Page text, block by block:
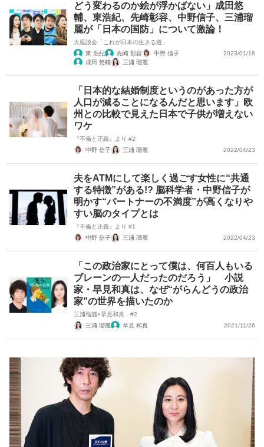
どう変わるのか絵が浮かばない」成田悠
輔、東浩紀、先崎彰容、中野信子、三浦瑠
麗が「日本の国防」について激論！
大座談会「これが日本の生きる道」
東 浩紀
先崎 彰容
中野 信子
成田 悠輔
三浦 瑠麗
2023/01/18
「日本的な結婚制度というのがあった方が
人口が減ることになるんだと思います」欧
州との比較で見えた日本で子供が増えない
ワケ
『不倫と正義』より #2
中野 信子
三浦 瑠麗 2022/04/23
夫をATMにして楽しく過ごす女性に“共通
する特徴”がある!? 脳科学者・中野信子が
明かす“パートナーの不満度”が高くなりや
すい脳のタイプとは
『不倫と正義』より #1
中野 信子
三浦 瑠麗 2022/04/23
「この政治家にとって僕は、何百人もいる
ブレーンの一人だったのだろう」 小説
家・早見和真は、なぜ“がらんどうの政治
家”の世界を描いたのか
三浦瑠麗×早見和真 #2
三浦 瑠麗
早見 和真 2021/11/26